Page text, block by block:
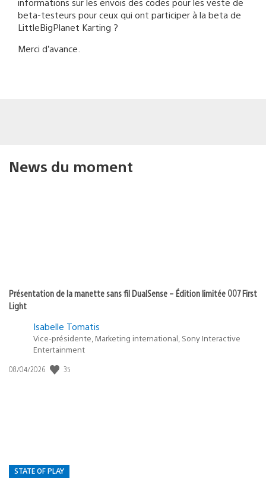
beta-testeurs pour ceux qui ont participer à la beta de
LittleBigPlanet Karting ?
Merci d’avance.
News du moment
Présentation de la manette sans fil DualSense – Édition limitée 007 First
Light
Isabelle Tomatis
Vice-présidente, Marketing international, Sony Interactive
Entertainment
Date
08/04/2026 35
STATE OF PLAY